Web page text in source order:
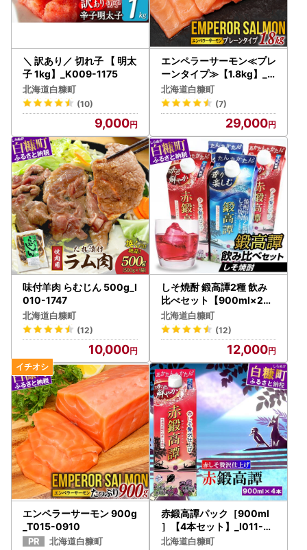
＼ 訳あり／ 切れ子 【 明太
子 1kg】_K009-1175
北海道白糠町
(10)
9,000
エンペラーサーモン≪プレ
ーンタイプ≫【1.8kg】_T
029-0913
北海道白糠町
(7)
29,000
味付羊肉 らむじん 500g_I
010-1747
北海道白糠町
(12)
10,000
しそ焼酎 鍛高譚2種 飲み
比べセット【900ml×2本
×2種】_I012-0526
北海道白糠町
(12)
12,000
エンペラーサーモン 900g
_T015-0910
北海道白糠町
赤鍛高譚パック［900ml
］【4本セット】_I011-05
98
北海道白糠町